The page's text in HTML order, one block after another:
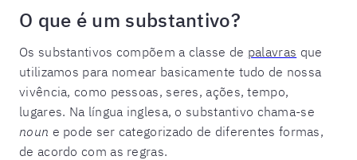
O que é um substantivo?
Os substantivos compõem a classe de palavras que
utilizamos para nomear basicamente tudo de nossa
vivência, como pessoas, seres, ações, tempo,
lugares. Na língua inglesa, o substantivo chama-se
noun e pode ser categorizado de diferentes formas,
de acordo com as regras.